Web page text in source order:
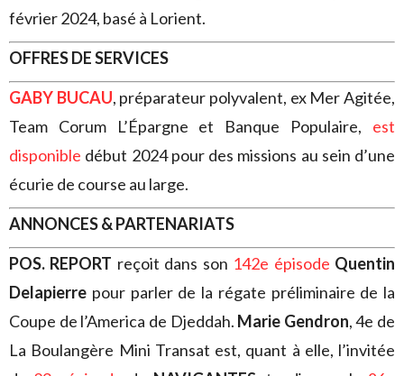
février 2024, basé à Lorient.
OFFRES DE SERVICES
GABY BUCAU, préparateur polyvalent, ex Mer Agitée,
Team Corum L’Épargne et Banque Populaire, est
disponible début 2024 pour des missions au sein d’une
écurie de course au large.
ANNONCES & PARTENARIATS
POS. REPORT reçoit dans son 142e épisode Quentin
Delapierre pour parler de la régate préliminaire de la
Coupe de l’America de Djeddah. Marie Gendron, 4e de
La Boulangère Mini Transat est, quant à elle, l’invitée